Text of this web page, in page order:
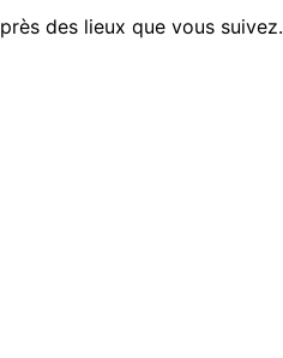
des lieux que vous suivez.